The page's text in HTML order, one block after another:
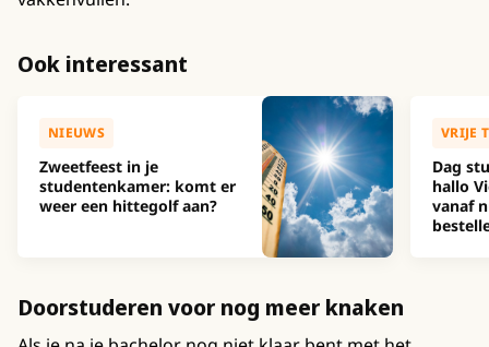
Ook interessant
NIEUWS
Zweetfeest in je
studentenkamer: komt er
weer een hittegolf aan?
VRIJE
Dag
hallo
vanaf
Doorstuderen voor nog meer knaken